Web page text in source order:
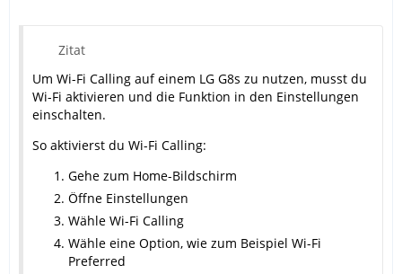
Zitat
Um Wi-Fi Calling auf einem LG G8s zu nutzen, musst du
Wi-Fi aktivieren und die Funktion in den Einstellungen
einschalten.
So aktivierst du Wi-Fi Calling:
Gehe zum Home-Bildschirm
Öffne Einstellungen
Wähle Wi-Fi Calling
Wähle eine Option, wie zum Beispiel Wi-Fi
Preferred